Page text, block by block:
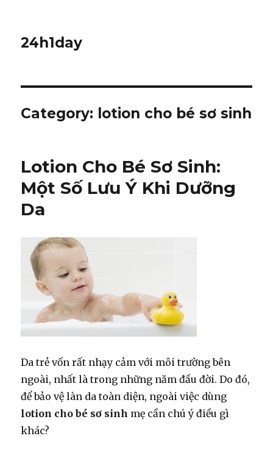
24h1day
Category: lotion cho bé sơ sinh
Lotion Cho Bé Sơ Sinh:
Một Số Lưu Ý Khi Dưỡng
Da
Da trẻ vốn rất nhạy cảm với môi trường bên
ngoài, nhất là trong những năm đầu đời. Do đó,
để bảo vệ làn da toàn diện, ngoài việc dùng
lotion cho bé sơ sinh mẹ cần chú ý điều gì
khác?